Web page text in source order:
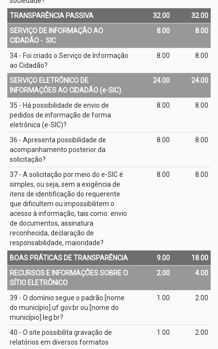
TRANSPARÊNCIA PASSIVA 32.00
32.00
SERVIÇO DE INFORMAÇÃO AO
CIDADÃO - ­ SIC
8.00 8.00
34 - Foi criado o Serviço de Informação
ao Cidadão?
8.00 8.00
SERVIÇO ELETRÔNICO DE
INFORMAÇÕES AO CIDADÃO (e­-SIC)
24.00 24.00
35 - Há possibilidade de envio de
pedidos de informação de forma
eletrônica (e­-SIC)?
8.00 8.00
36 - Apresenta possibilidade de
acompanhamento posterior da
solicitação?
8.00 8.00
37 - A solicitação por meio do e­-SIC é
simples, ou seja, sem a exigência de
itens de identificação do requerente
que dificultem ou impossibilitem o
acesso à informação, tais como: envio
de documentos, assinatura
reconhecida, declaração de
responsabilidade, maioridade?
8.00 8.00
BOAS PRÁTICAS DE TRANSPARÊNCIA 9.00
18.00
RECURSOS E INFORMAÇÕES SOBRE O
SÍTIO ELETRÔNICO
2.00 4.00
39 - O domínio segue o padrão [nome
do município].uf.gov.br ou [nome do
município].leg.br?
1.00 2.00
40 - O site possibilita gravação de
relatórios em diversos formatos
1.00 2.00